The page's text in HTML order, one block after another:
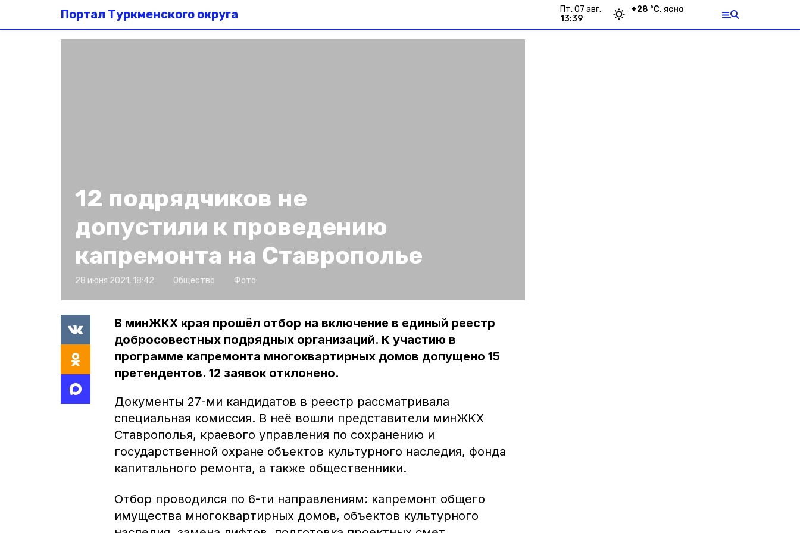
Портал Туркменского округа
пт, 07 авг.
13:39
+28 °С, ясно
12 подрядчиков не
допустили к проведению
капремонта на Ставрополье
28 июня 2021, 18:42 Общество Фото:
В минЖКХ края прошёл отбор на включение в единый реестр
добросовестных подрядных организаций. К участию в
программе капремонта многоквартирных домов допущено 15
претендентов. 12 заявок отклонено.
Документы 27-ми кандидатов в реестр рассматривала
специальная комиссия. В неё вошли представители минЖКХ
Ставрополья, краевого управления по сохранению и
государственной охране объектов культурного наследия, фонда
капитального ремонта, а также общественники.
Отбор проводился по 6-ти направлениям: капремонт общего
имущества многоквартирных домов, объектов культурного